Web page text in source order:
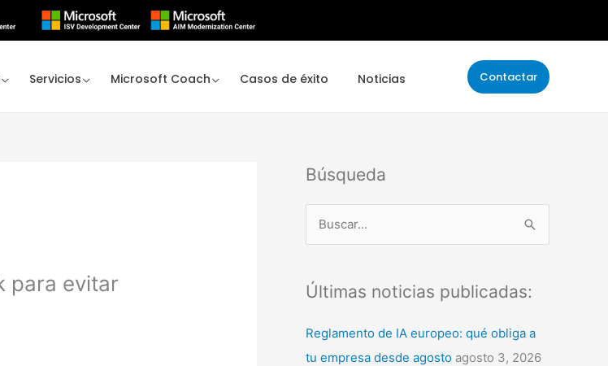
Servicios Microsoft Coach Casos de éxito Noticias Contactar
para evitar
Búsqueda
c
a
r
Últimas noticias publicadas:
Reglamento de IA europeo: qué obliga a
tu empresa desde agosto agosto 3, 2026